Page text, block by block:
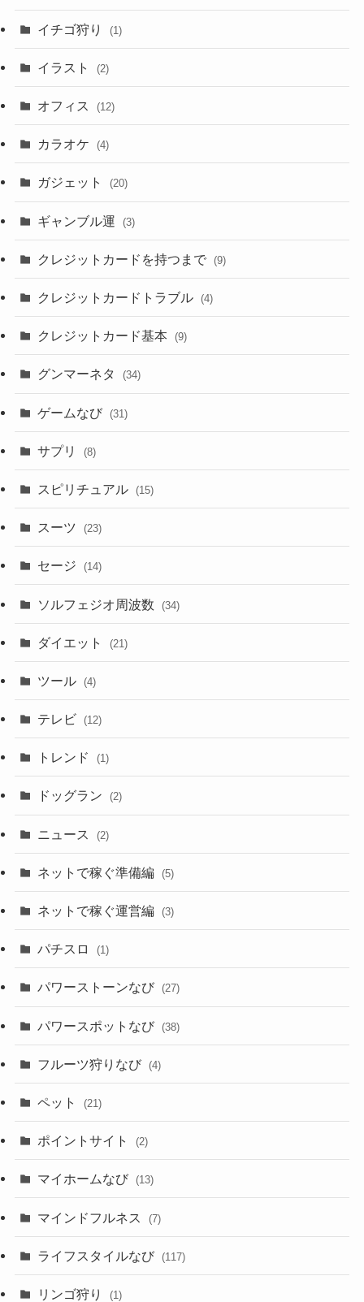
イチゴ狩り (1)
イラスト (2)
オフィス (12)
カラオケ (4)
ガジェット (20)
ギャンブル運 (3)
クレジットカードを持つまで (9)
クレジットカードトラブル (4)
クレジットカード基本 (9)
グンマーネタ (34)
ゲームなび (31)
サプリ (8)
スピリチュアル (15)
スーツ (23)
セージ (14)
ソルフェジオ周波数 (34)
ダイエット (21)
ツール (4)
テレビ (12)
トレンド (1)
ドッグラン (2)
ニュース (2)
ネットで稼ぐ準備編 (5)
ネットで稼ぐ運営編 (3)
パチスロ (1)
パワーストーンなび (27)
パワースポットなび (38)
フルーツ狩りなび (4)
ペット (21)
ポイントサイト (2)
マイホームなび (13)
マインドフルネス (7)
ライフスタイルなび (117)
リンゴ狩り (1)